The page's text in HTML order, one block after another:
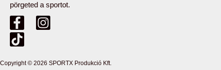
pörgeted a sportot.
F
a
c
b
I
n
a
T
i
k
o
Copyright © 2026 SPORTX Produkció Kft.